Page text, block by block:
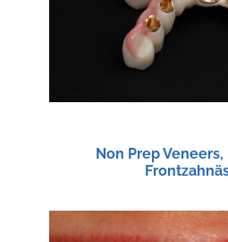
Non Prep